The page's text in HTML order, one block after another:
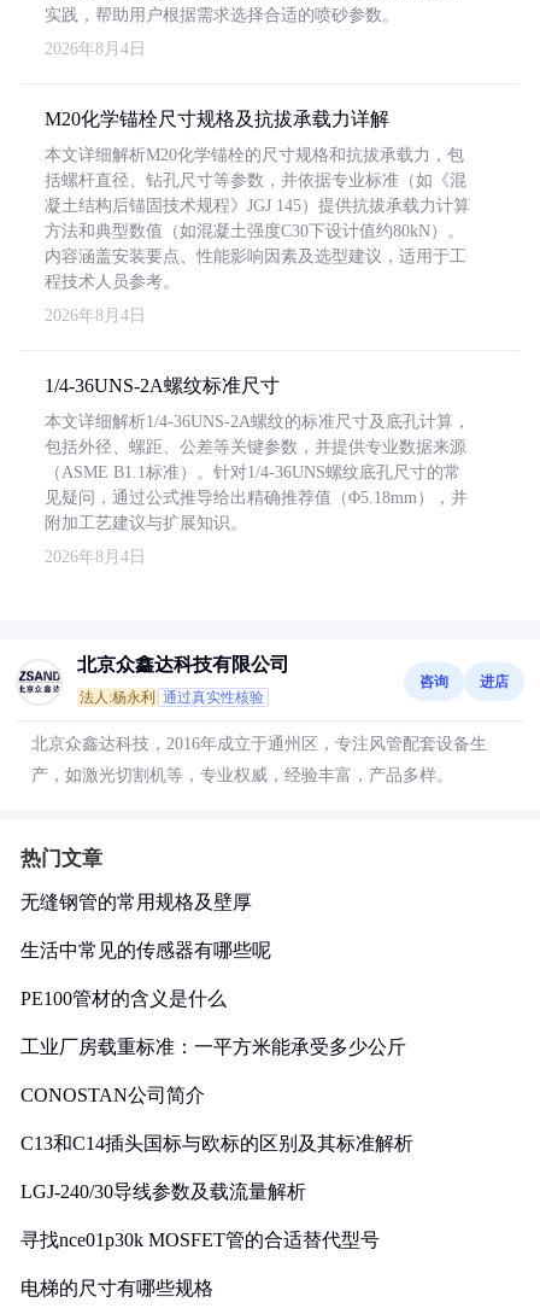
实践，帮助用户根据需求选择合适的喷砂参数。
2026年8月4日
M20化学锚栓尺寸规格及抗拔承载力详解
本文详细解析M20化学锚栓的尺寸规格和抗拔承载力，包
括螺杆直径、钻孔尺寸等参数，并依据专业标准（如《混
凝土结构后锚固技术规程》JGJ 145）提供抗拔承载力计算
方法和典型数值（如混凝土强度C30下设计值约80kN）。
内容涵盖安装要点、性能影响因素及选型建议，适用于工
程技术人员参考。
2026年8月4日
1/4-36UNS-2A螺纹标准尺寸
本文详细解析1/4-36UNS-2A螺纹的标准尺寸及底孔计算，
包括外径、螺距、公差等关键参数，并提供专业数据来源
（ASME B1.1标准）。针对1/4-36UNS螺纹底孔尺寸的常
见疑问，通过公式推导给出精确推荐值（Φ5.18mm），并
附加工艺建议与扩展知识。
2026年8月4日
北京众鑫达科技有限公司
法人:杨永利 通过真实性核验
咨询 进店
北京众鑫达科技，2016年成立于通州区，专注风管配套设备生
产，如激光切割机等，专业权威，经验丰富，产品多样。
热门文章
无缝钢管的常用规格及壁厚
生活中常见的传感器有哪些呢
PE100管材的含义是什么
工业厂房载重标准：一平方米能承受多少公斤
CONOSTAN公司简介
C13和C14插头国标与欧标的区别及其标准解析
LGJ-240/30导线参数及载流量解析
寻找nce01p30k MOSFET管的合适替代型号
电梯的尺寸有哪些规格